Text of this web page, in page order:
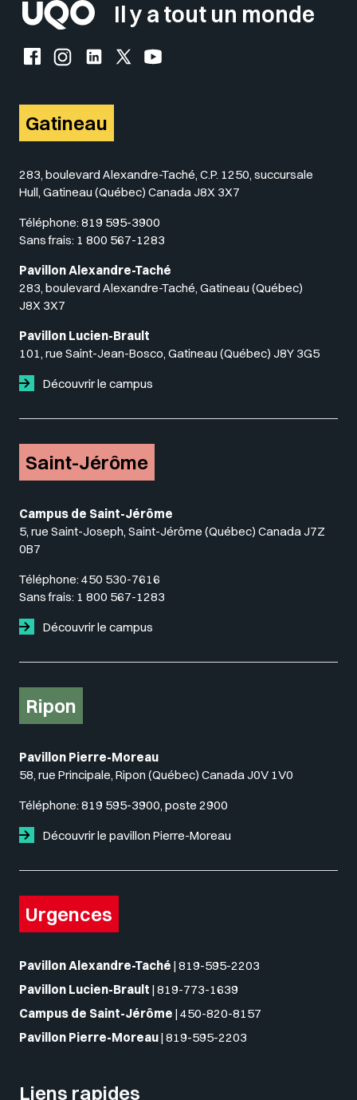
Il y a tout un monde
Facebook de l'UQO
Instagram de l'UQO
LinkedIn de l'UQO
X (Twitter) de l'UQO
YouTube de l'UQO
Gatineau
283, boulevard Alexandre-Taché, C.P. 1250, succursale
Hull, Gatineau (Québec) Canada J8X 3X7
Téléphone: 819 595-3900
Sans frais: 1 800 567-1283
Pavillon Alexandre-Taché
283, boulevard Alexandre-Taché, Gatineau (Québec)
J8X 3X7
Pavillon Lucien-Brault
101, rue Saint-Jean-Bosco, Gatineau (Québec) J8Y 3G5
Découvrir le campus
Saint-Jérôme
Campus de Saint-Jérôme
5, rue Saint-Joseph, Saint-Jérôme (Québec) Canada J7Z
0B7
Téléphone: 450 530-7616
Sans frais: 1 800 567-1283
Découvrir le campus
Ripon
Pavillon Pierre-Moreau
58, rue Principale, Ripon (Québec) Canada J0V 1V0
Téléphone: 819 595-3900, poste 2900
Découvrir le pavillon Pierre-Moreau
Urgences
Pavillon Alexandre-Taché | 819-595-2203
Pavillon Lucien-Brault | 819-773-1639
Campus de Saint-Jérôme | 450-820-8157
Pavillon Pierre-Moreau| 819-595-2203
Liens rapides